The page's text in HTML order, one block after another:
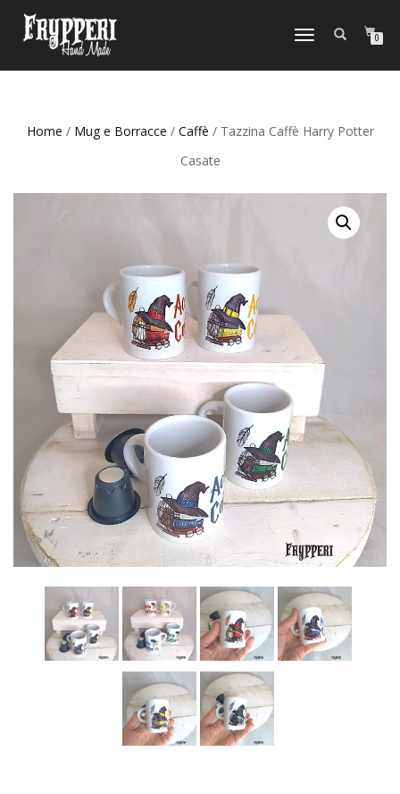
NAVIGAZIONE
0
Home / Mug e Borracce / Caffè / Tazzina Caffè Harry Potter
Casate